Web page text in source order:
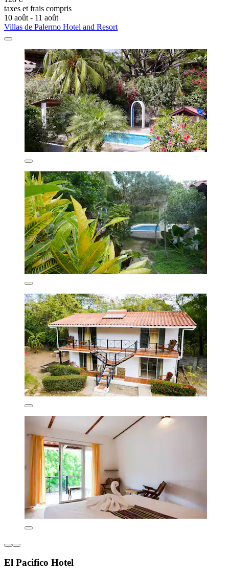
taxes et frais compris
10 août - 11 août
Villas de Palermo Hotel and Resort
El Pacifico Hotel